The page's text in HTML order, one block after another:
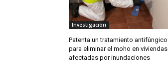
Investigación
Patenta un tratamiento antifúngico
para eliminar el moho en viviendas
afectadas por inundaciones